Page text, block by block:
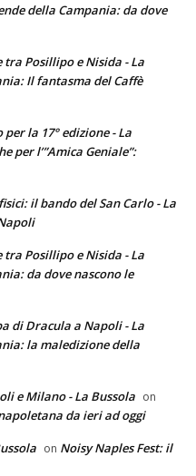
della Campania: da dove
Posillipo e Nisida - La
Il fantasma del Caffè
la 17° edizione - La
per l’”Amica Geniale”:
il bando del San Carlo - La
Posillipo e Nisida - La
da dove nascono le
di Dracula a Napoli - La
la maledizione della
e Milano - La Bussola on
da ieri ad oggi
on Noisy Naples Fest: il